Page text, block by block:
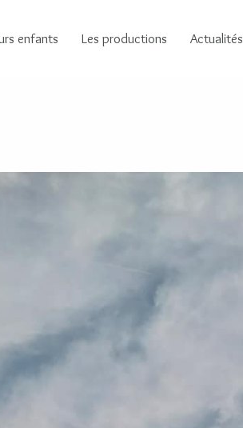
enfants Les productions Actualités